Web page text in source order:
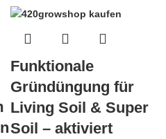
Funktionale
Gründüngung für
Living Soil & Super
Soil – aktiviert